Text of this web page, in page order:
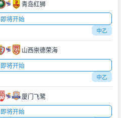
青岛红狮
即将开始
中乙
山西崇德荣海
即将开始
中乙
厦门飞鹭
即将开始